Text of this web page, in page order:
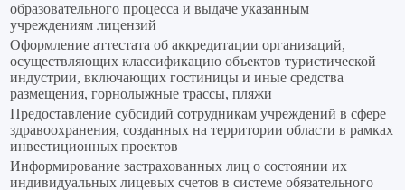
образовательного процесса и выдаче указанным
учреждениям лицензий
Оформление аттестата об аккредитации организаций,
осуществляющих классификацию объектов туристической
индустрии, включающих гостиницы и иные средства
размещения, горнолыжные трассы, пляжи
Предоставление субсидий сотрудникам учреждений в сфере
здравоохранения, созданных на территории области в рамках
инвестиционных проектов
Информирование застрахованных лиц о состоянии их
индивидуальных лицевых счетов в системе обязательного